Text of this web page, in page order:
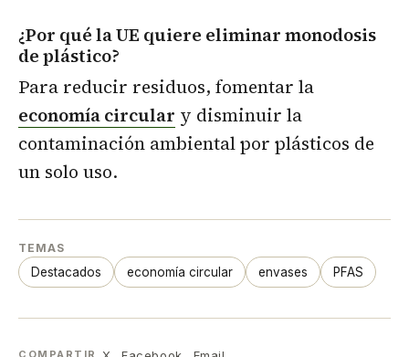
¿Por qué la UE quiere eliminar monodosis
de plástico?
Para reducir residuos, fomentar la
economía circular y disminuir la
contaminación ambiental por plásticos de
un solo uso.
TEMAS
Destacados economía circular envases PFAS